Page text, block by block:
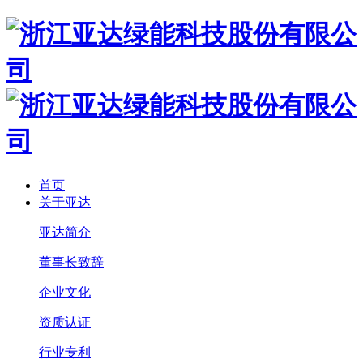
首页
关于亚达
亚达简介
董事长致辞
企业文化
资质认证
行业专利